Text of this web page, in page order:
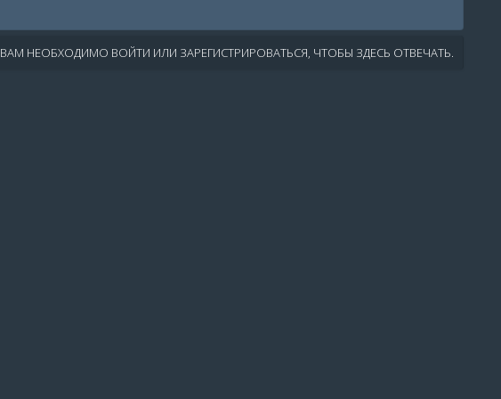
ВАМ НЕОБХОДИМО ВОЙТИ ИЛИ ЗАРЕГИСТРИРОВАТЬСЯ, ЧТОБЫ ЗДЕСЬ ОТВЕЧАТЬ.